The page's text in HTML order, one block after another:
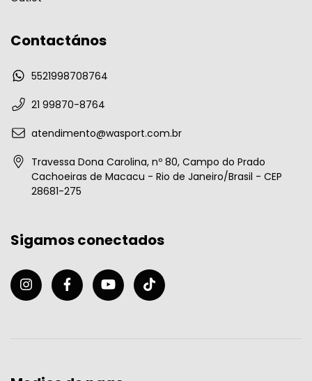
Contactános
5521998708764
21 99870-8764
atendimento@wasport.com.br
Travessa Dona Carolina, nº 80, Campo do Prado
Cachoeiras de Macacu - Rio de Janeiro/Brasil - CEP
28681-275
Sigamos conectados